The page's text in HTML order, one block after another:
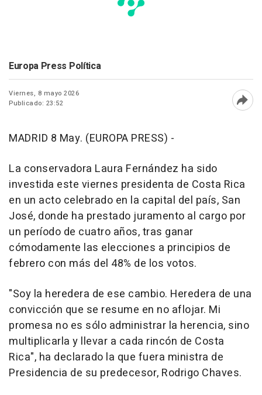
Europa Press Política
Viernes, 8 mayo 2026
Publicado: 23:52
MADRID 8 May. (EUROPA PRESS) -
La conservadora Laura Fernández ha sido
investida este viernes presidenta de Costa Rica
en un acto celebrado en la capital del país, San
José, donde ha prestado juramento al cargo por
un período de cuatro años, tras ganar
cómodamente las elecciones a principios de
febrero con más del 48% de los votos.
"Soy la heredera de ese cambio. Heredera de una
convicción que se resume en no aflojar. Mi
promesa no es sólo administrar la herencia, sino
multiplicarla y llevar a cada rincón de Costa
Rica", ha declarado la que fuera ministra de
Presidencia de su predecesor, Rodrigo Chaves.